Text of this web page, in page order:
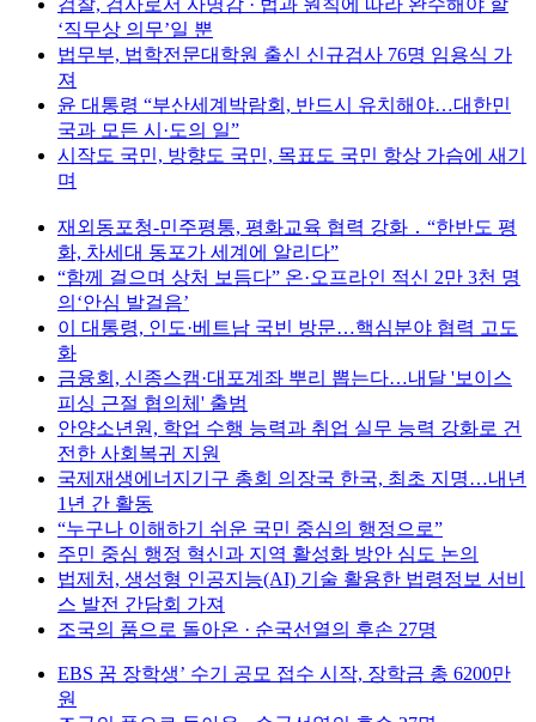
‘직무상 의무’일 뿐
법무부, 법학전문대학원 출신 신규검사 76명 임용식 가
져
윤 대통령 “부산세계박람회, 반드시 유치해야…대한민
국과 모든 시·도의 일”
시작도 국민, 방향도 국민, 목표도 국민 항상 가슴에 새기
며
재외동포청-민주평통, 평화교육 협력 강화 ․ “한반도 평
화, 차세대 동포가 세계에 알리다”
“함께 걸으며 상처 보듬다” 온·오프라인 적신 2만 3천 명
의‘안심 발걸음’
이 대통령, 인도·베트남 국빈 방문…핵심분야 협력 고도
화
금융회, 신종스캠·대포계좌 뿌리 뽑는다…내달 '보이스
피싱 근절 협의체' 출범
안양소년원, 학업 수행 능력과 취업 실무 능력 강화로 건
전한 사회복귀 지원
국제재생에너지기구 총회 의장국 한국, 최초 지명…내년
1년 간 활동
“누구나 이해하기 쉬운 국민 중심의 행정으로”
주민 중심 행정 혁신과 지역 활성화 방안 심도 논의
법제처, 생성형 인공지능(AI) 기술 활용한 법령정보 서비
스 발전 간담회 가져
조국의 품으로 돌아온 · 순국선열의 후손 27명
EBS 꿈 장학생’ 수기 공모 접수 시작, 장학금 총 6200만
원